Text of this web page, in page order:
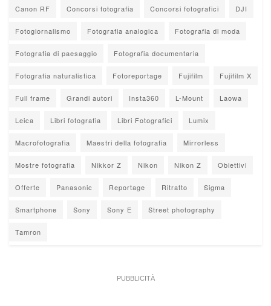
Canon RF Concorsi fotografia Concorsi fotografici DJI
Fotogiornalismo Fotografia analogica Fotografia di moda
Fotografia di paesaggio Fotografia documentaria
Fotografia naturalistica Fotoreportage Fujifilm Fujifilm X
Full frame Grandi autori Insta360 L-Mount Laowa
Leica Libri fotografia Libri Fotografici Lumix
Macrofotografia Maestri della fotografia Mirrorless
Mostre fotografia Nikkor Z Nikon Nikon Z Obiettivi
Offerte Panasonic Reportage Ritratto Sigma
Smartphone Sony Sony E Street photography
Tamron
PUBBLICITÀ